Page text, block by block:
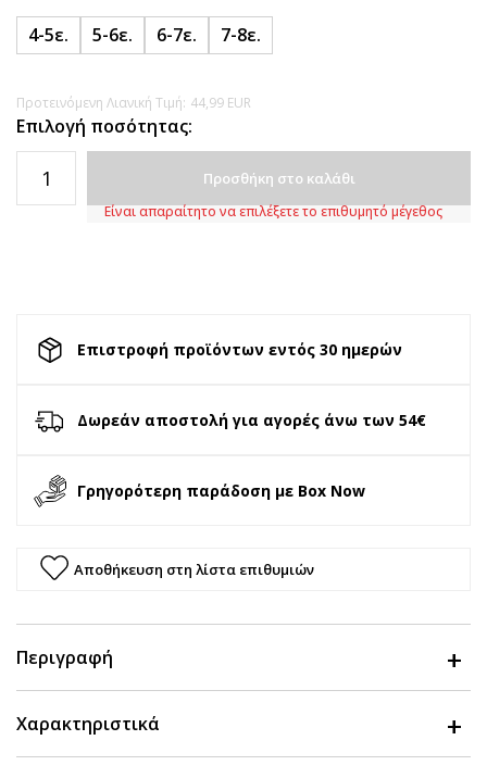
4-5ε. 5-6ε. 6-7ε. 7-8ε.
Προτεινόμενη Λιανική Τιμή: 44,99 EUR
Επιλογή ποσότητας:
Προσθήκη στο καλάθι
Είναι απαραίτητο να επιλέξετε το επιθυμητό μέγεθος
Επιστροφή προϊόντων εντός 30 ημερών
Δωρεάν αποστολή για αγορές άνω των 54€
Γρηγορότερη παράδοση με Box Now
Αποθήκευση στη λίστα επιθυμιών
Περιγραφή
Χαρακτηριστικά